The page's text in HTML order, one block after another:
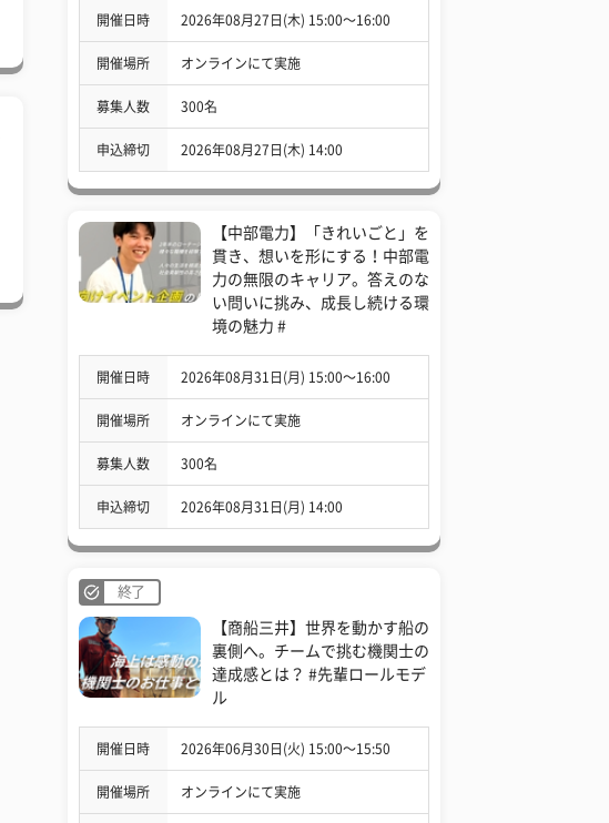
開催日時 2026年08月27日(木) 15:00〜16:00
開催場所 オンラインにて実施
募集人数 300名
申込締切 2026年08月27日(木) 14:00
【中部電力】「きれいごと」を
貫き、想いを形にする！中部電
力の無限のキャリア。答えのな
い問いに挑み、成長し続ける環
境の魅力 #
開催日時 2026年08月31日(月) 15:00〜16:00
開催場所 オンラインにて実施
募集人数 300名
申込締切 2026年08月31日(月) 14:00
終了
【商船三井】世界を動かす船の
裏側へ。チームで挑む機関士の
達成感とは？ #先輩ロールモデ
ル
開催日時 2026年06月30日(火) 15:00〜15:50
開催場所 オンラインにて実施